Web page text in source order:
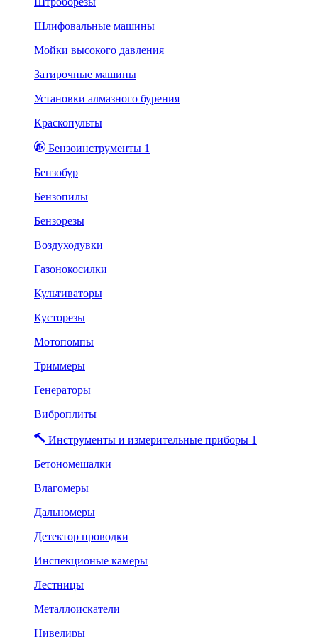
Шлифовальные машины
Мойки высокого давления
Затирочные машины
Установки алмазного бурения
Краскопульты
Бензоинструменты 1
Бензобур
Бензопилы
Бензорезы
Воздуходувки
Газонокосилки
Культиваторы
Кусторезы
Мотопомпы
Триммеры
Генераторы
Виброплиты
Инструменты и измерительные приборы 1
Бетономешалки
Влагомеры
Дальномеры
Детектор проводки
Инспекционые камеры
Лестницы
Металлоискатели
Нивелиры